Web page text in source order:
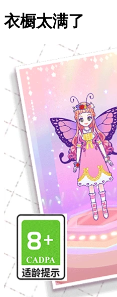
衣橱太满了